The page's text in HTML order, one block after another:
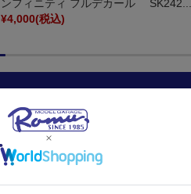
ンフィニティ フルデカール SK242...
¥4,000(税込)